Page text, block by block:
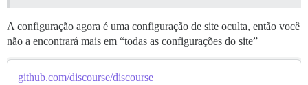
A configuração agora é uma configuração de site oculta, então você
não a encontrará mais em “todas as configurações do site”
github.com/discourse/discourse